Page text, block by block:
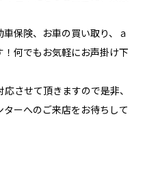
保険、お車の買い取り、ａ
何でもお気軽にお声掛け下
させて頂きますので是非、
ーへのご来店をお待ちして